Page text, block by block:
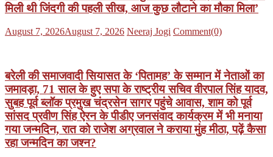
मिली थी जिंदगी की पहली सीख, आज कुछ लौटाने का मौका मिला’
Posted
August 7, 2026August 7, 2026 Author
Neeraj Jogi Comment(0)
बरेली की समाजवादी सियासत के ‘पितामह’ के सम्मान में नेताओं का
जमावड़ा, 71 साल के हुए सपा के राष्ट्रीय सचिव वीरपाल सिंह यादव,
सुबह पूर्व ब्लॉक प्रमुख चंद्रसेन सागर पहुंचे आवास, शाम को पूर्व
सांसद प्रवीण सिंह ऐरन के पीडीए जनसंवाद कार्यक्रम में भी मनाया
गया जन्मदिन, रात को राजेश अग्रवाल ने कराया मुंह मीठा, पढ़ें कैसा
रहा जन्मदिन का जश्न?